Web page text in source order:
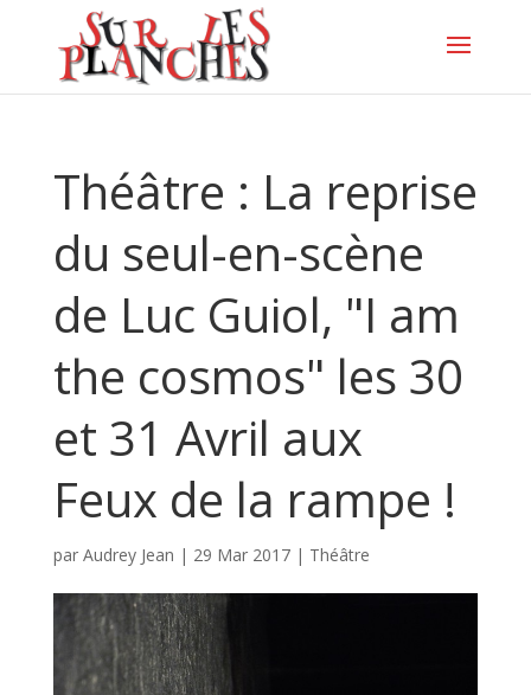
Théâtre : La reprise
du seul-en-scène
de Luc Guiol, "I am
the cosmos" les 30
et 31 Avril aux
Feux de la rampe !
par Audrey Jean | 29 Mar 2017| Théâtre